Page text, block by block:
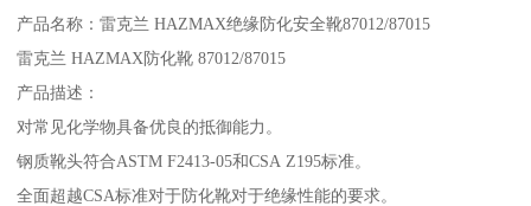
产品名称：雷克兰 HAZMAX绝缘防化安全靴87012/87015
雷克兰 HAZMAX防化靴 87012/87015
产品描述：
对常见化学物具备优良的抵御能力。
钢质靴头符合ASTM F2413-05和CSA Z195标准。
全面超越CSA标准对于防化靴对于绝缘性能的要求。